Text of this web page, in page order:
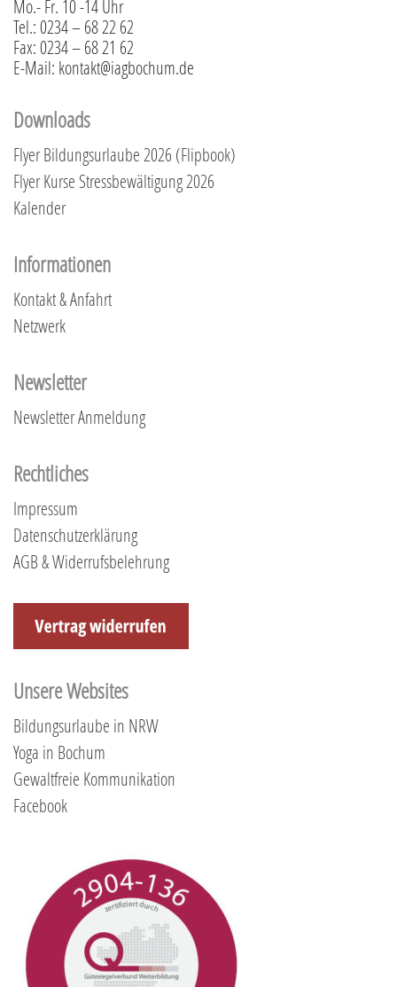
Mo.- Fr. 10 -14 Uhr
Tel.: 0234 – 68 22 62
Fax: 0234 – 68 21 62
E-Mail: kontakt@iagbochum.de
Downloads
Flyer Bildungsurlaube 2026 (Flipbook)
Flyer Kurse Stressbewältigung 2026
Kalender
Informationen
Kontakt & Anfahrt
Netzwerk
Newsletter
Newsletter Anmeldung
Rechtliches
Impressum
Datenschutzerklärung
AGB & Widerrufsbelehrung
Unsere Websites
Bildungsurlaube in NRW
Yoga in Bochum
Gewaltfreie Kommunikation
Facebook